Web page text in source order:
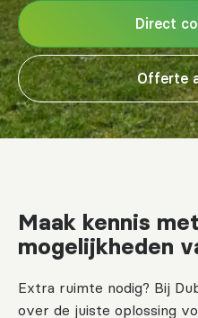
Direct
Offerte
Maak kennis
mogelijkheden
Extra ruimte nodig? Bij
over de juiste oplossing